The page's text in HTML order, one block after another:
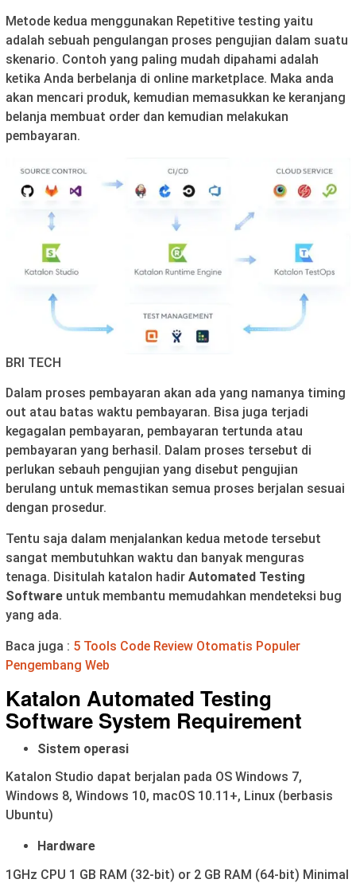
Metode kedua menggunakan Repetitive testing yaitu
adalah sebuah pengulangan proses pengujian dalam suatu
skenario. Contoh yang paling mudah dipahami adalah
ketika Anda berbelanja di online marketplace. Maka anda
akan mencari produk, kemudian memasukkan ke keranjang
belanja membuat order dan kemudian melakukan
pembayaran.
BRI TECH
Dalam proses pembayaran akan ada yang namanya timing
out atau batas waktu pembayaran. Bisa juga terjadi
kegagalan pembayaran, pembayaran tertunda atau
pembayaran yang berhasil. Dalam proses tersebut di
perlukan sebauh pengujian yang disebut pengujian
berulang untuk memastikan semua proses berjalan sesuai
dengan prosedur.
Tentu saja dalam menjalankan kedua metode tersebut
sangat membutuhkan waktu dan banyak menguras
tenaga. Disitulah katalon hadir Automated Testing
Software untuk membantu memudahkan mendeteksi bug
yang ada.
Baca juga : 5 Tools Code Review Otomatis Populer
Pengembang Web
Katalon Automated Testing
Software System Requirement
Sistem operasi
Katalon Studio dapat berjalan pada OS Windows 7,
Windows 8, Windows 10, macOS 10.11+, Linux (berbasis
Ubuntu)
Hardware
1GHz CPU 1 GB RAM (32-bit) or 2 GB RAM (64-bit) Minimal